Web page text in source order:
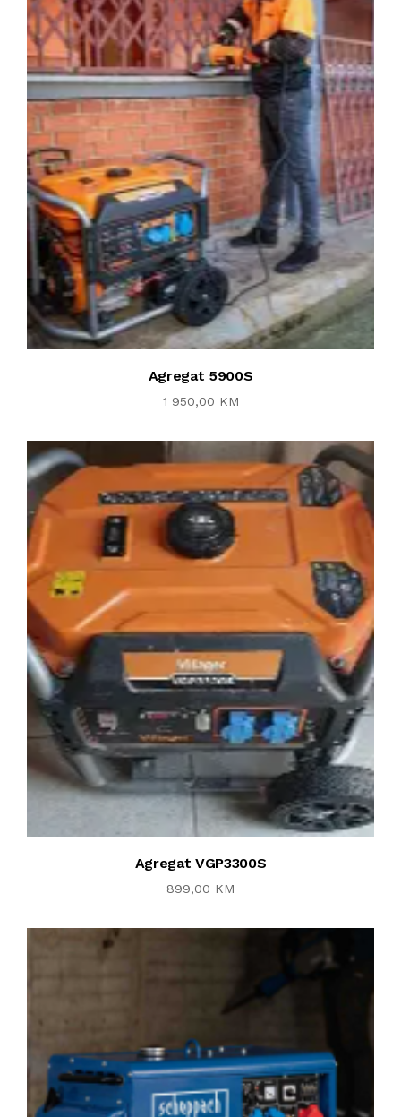
Agregat 5900S
1 950,00 KM
Agregat VGP3300S
899,00 KM